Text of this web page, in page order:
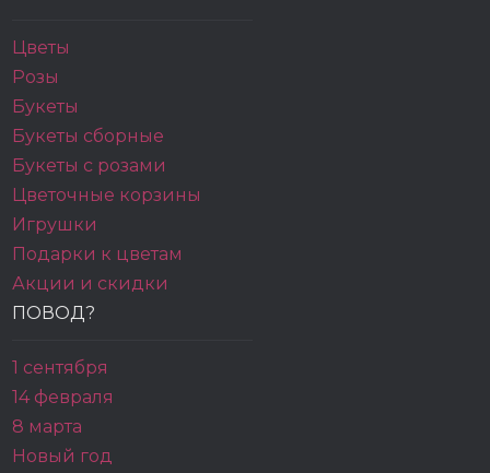
Цветы
Розы
Букеты
Букеты сборные
Букеты с розами
Цветочные корзины
Игрушки
Подарки к цветам
Акции и скидки
ПОВОД?
1 сентября
14 февраля
8 марта
Новый год